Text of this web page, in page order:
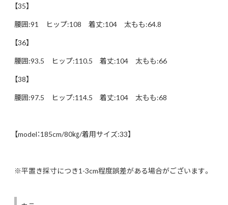
【35】
腰囲:91 ヒップ:108 着丈:104 太もも:64.8
【36】
腰囲:93.5 ヒップ:110.5 着丈:104 太もも:66
【38】
腰囲:97.5 ヒップ:114.5 着丈:104 太もも:68
【model：185cm/80㎏/着用サイズ:33】
※平置き採寸につき1-3cm程度誤差がある場合がございます。